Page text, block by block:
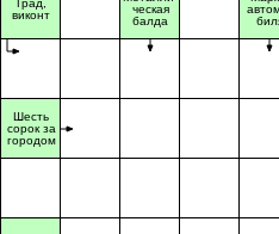
Град,
виконт
Шесть
сорок за
городом
ческая
балда